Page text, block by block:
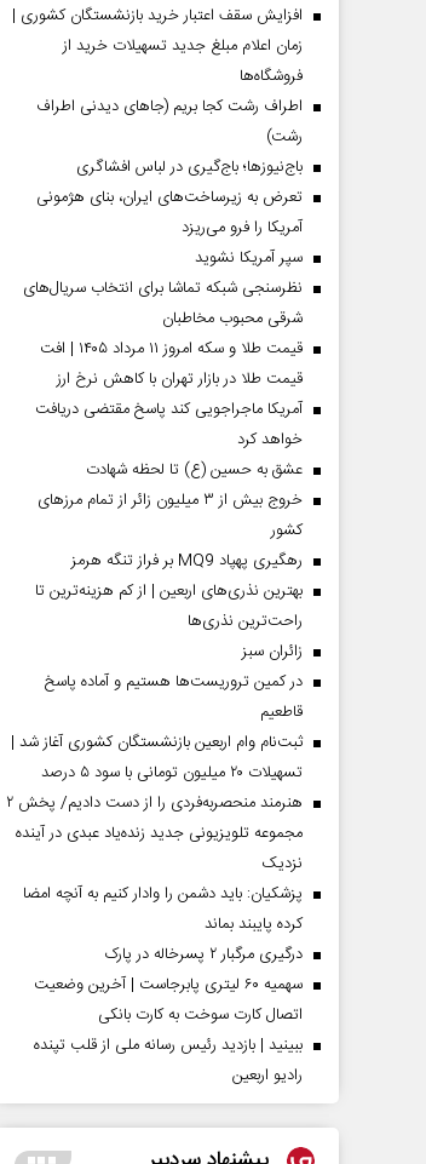
افزایش سقف اعتبار خرید بازنشستگان کشوری |
زمان اعلام مبلغ جدید تسهیلات خرید از
فروشگاه‌ها
اطراف رشت کجا بریم (جاهای دیدنی اطراف
رشت)
باج‌نیوزها؛ باج‌گیری در لباس افشاگری
تعرض به زیرساخت‌های ایران، بنای هژمونی
آمریکا را فرو می‌ریزد
سپر آمریکا نشوید
نظرسنجی شبکه تماشا برای انتخاب سریال‌های
شرقی محبوب مخاطبان
قیمت طلا و سکه امروز ۱۱ مرداد ۱۴۰۵ | افت
قیمت طلا در بازار تهران با کاهش نرخ ارز
آمریکا ماجراجویی کند پاسخ مقتضی دریافت
خواهد کرد
عشق به حسین (ع) تا لحظه شهادت
خروج بیش از ۳ میلیون زائر از تمام مرز‌های
کشور
رهگیری پهپاد MQ9 بر فراز تنگه هرمز
بهترین نذری‌های اربعین | از کم هزینه‌ترین تا
راحت‌ترین نذری‌ها
‌زائران سبز
در کمین تروریست‌ها هستیم و آماده پاسخ
قاطعیم
ثبت‌نام وام اربعین بازنشستگان کشوری آغاز شد |
تسهیلات ۲۰ میلیون تومانی با سود ۵ درصد
هنرمند منحصر‌به‌فردی را از دست دادیم/ پخش ۲
مجموعه تلویزیونی جدید زنده‌یاد عبدی در آینده
نزدیک
پزشکیان: باید دشمن را وادار کنیم به آنچه امضا
کرده پایبند بماند
درگیری مرگبار ۲ پسرخاله در پارک
سهمیه ۶۰ لیتری پابرجاست | آخرین وضعیت
اتصال کارت سوخت به کارت بانکی
ببینید | بازدید رئیس رسانه ملی از قلب تپنده
رادیو اربعین